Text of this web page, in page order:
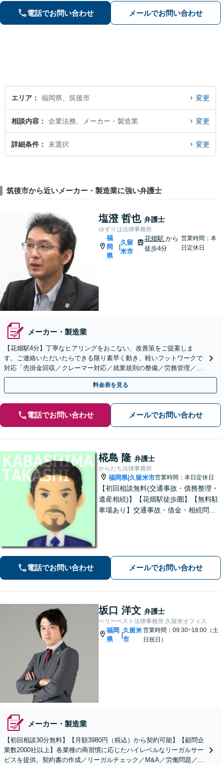
選択肢と法的権利を明確にし、納得の
いく決断ができるよう支援いたします
電話でお問い合わせ メールでお問い合わせ
エリア 福岡県、筑後市 変更
相談内容 企業法務、メーカー・製造業 変更
詳細条件 未選択 変更
筑後市から近いメーカー・製造業に強い弁護士
塩澄 哲也 弁護士
ゆずりは法律事務所
福
岡
県
久留
米市
花畑駅 から
徒歩4分
営業時間：本
日定休日
メーカー・製造業
【花畑駅4分】丁寧なヒアリングをおこない、改善策をご提案しま
す。ご連絡いただいたらできる限り素早く動き、軽いフットワークで
対応「売掛金回収／クレーマー対応／就業規則の整備／労務管理／契
約書のリーガルチェックなど」【顧問契約可】
料金表を見る
電話でお問い合わせ メールでお問い合わせ
椛島 隆 弁護士
からたち法律事務所
福岡県|久留米市営業時間：本日定休日
【初回相談無料(交通事故・債務整理・
遺産相続)】【花畑駅徒歩圏】【無料駐
車場あり】交通事故・借金・相続問題
電話でお問い合わせ メールでお問い合わせ
坂口 洋文 弁護士
ベリーベスト法律事務所 久留米オフィス
福岡
県
|
久留米
市
営業時間：09:30~18:00（土
日祝日）
メーカー・製造業
【初回相談30分無料】【月額3980円（税込）から契約可能】【顧問企
業数2000社以上】各業種の商習慣に応じたハイレベルなリーガルサー
ビスを提供。契約書の作成／リーガルチェック／M&A／労働問題／知